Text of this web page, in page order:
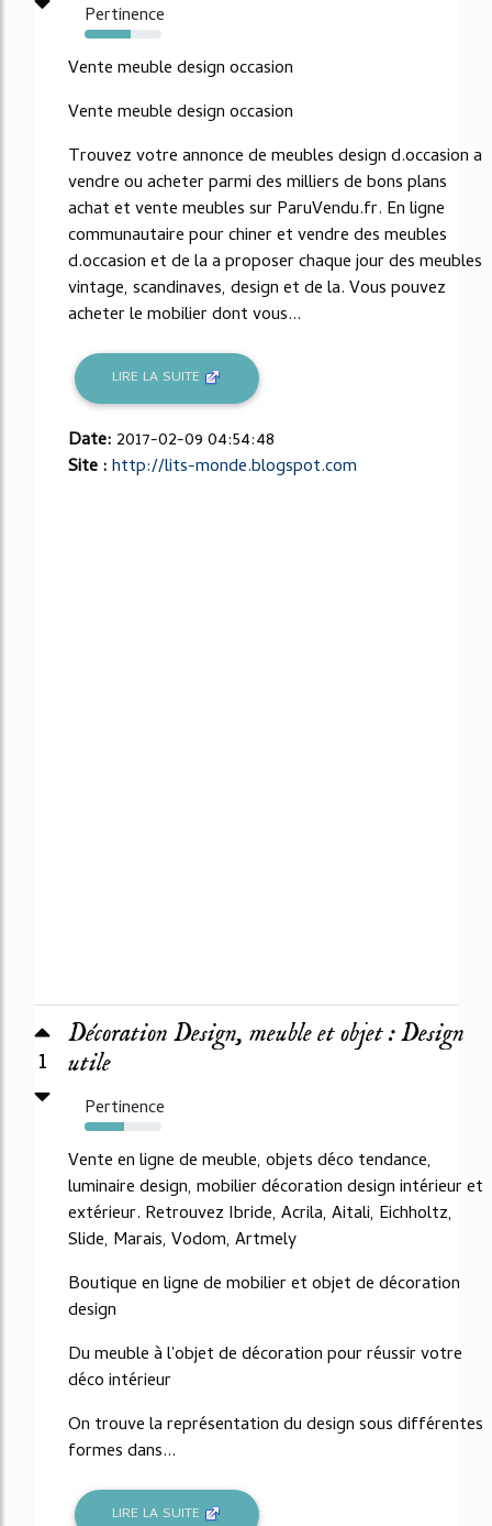
Pertinence
60%
Vente meuble design occasion
Vente meuble design occasion
Trouvez votre annonce de meubles design d.occasion a
vendre ou acheter parmi des milliers de bons plans
achat et vente meubles sur ParuVendu.fr. En ligne
communautaire pour chiner et vendre des meubles
d.occasion et de la a proposer chaque jour des meubles
vintage, scandinaves, design et de la. Vous pouvez
acheter le mobilier dont vous...
LIRE LA SUITE
Date: 2017-02-09 04:54:48
Site :http://lits-monde.blogspot.com
1
Décoration Design, meuble et objet : Design
utile
Pertinence
51%
Vente en ligne de meuble, objets déco tendance,
luminaire design, mobilier décoration design intérieur et
extérieur. Retrouvez Ibride, Acrila, Aitali, Eichholtz,
Slide, Marais, Vodom, Artmely
Boutique en ligne de mobilier et objet de décoration
design
Du meuble à l'objet de décoration pour réussir votre
déco intérieur
On trouve la représentation du design sous différentes
formes dans...
LIRE LA SUITE